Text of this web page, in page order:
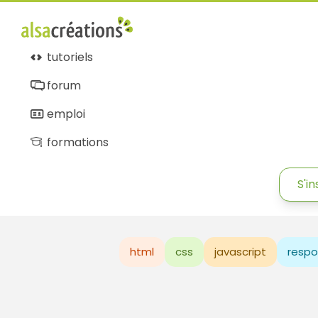
tutoriels
forum
emploi
formations
html css javascript